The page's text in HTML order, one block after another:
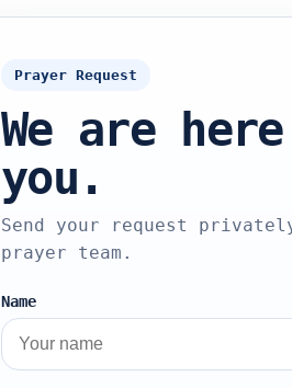
Prayer Request
We are
you.
Send your request
prayer team.
Name